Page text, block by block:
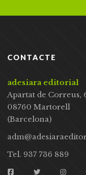
CONTACTE
adesiara editorial
Apartat de Correus,
08760 Martorell
(Barcelona)
Tel. 937 736 889